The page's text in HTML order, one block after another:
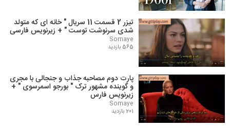
تیزر 2 قسمت 11 سریال " خانه ای که متولد
شدی سرنوشت توست " + زیرنویس فارسی
Somaye
565 بازدید
پارت دوم مصاحبه جذاب و جنجالی با مجری
و گوینده مشهور ترک " بورجو اسمرسوی " +
زیرنویس فارس
Somaye
201 بازدید